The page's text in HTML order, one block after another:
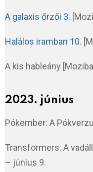
A galaxis őrzői 3.
Halálos iramban 10.
A kis hableány
2023. június
Pókember: A
Transformers: A
– június 9.